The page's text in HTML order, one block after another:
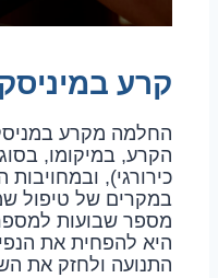
קרע
החלמה מקרע
הקרע, במיקומו,
כירורגי),
במקרים של טיפול
מספר שבועות
היא להפחית את
התנועה ולחזק את